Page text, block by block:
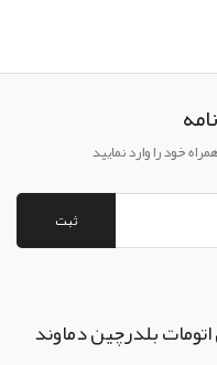
خود را وارد نمایید
ثبت
بلدرچین دماوند